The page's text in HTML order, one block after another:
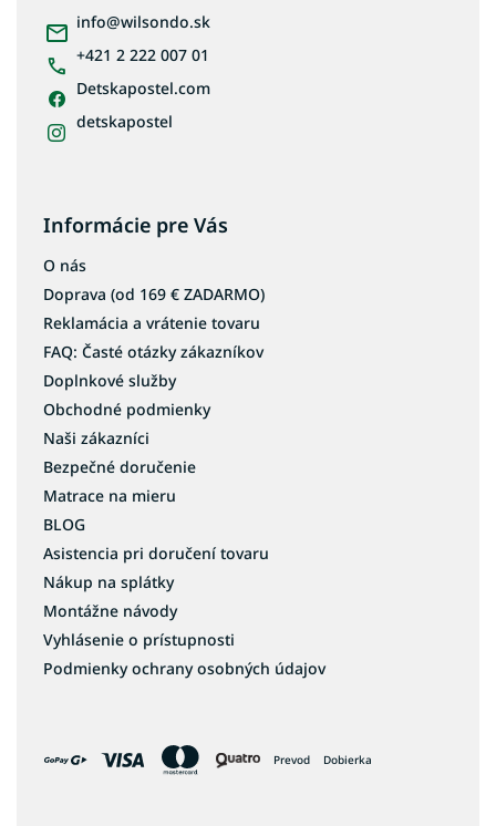
info@wilsondo.sk
+421 2 222 007 01
Detskapostel.com
detskapostel
Informácie pre Vás
O nás
Doprava (od 169 € ZADARMO)
Reklamácia a vrátenie tovaru
FAQ: Časté otázky zákazníkov
Doplnkové služby
Obchodné podmienky
Naši zákazníci
Bezpečné doručenie
Matrace na mieru
BLOG
Asistencia pri doručení tovaru
Nákup na splátky
Montážne návody
Vyhlásenie o prístupnosti
Podmienky ochrany osobných údajov
Prevod Dobierka